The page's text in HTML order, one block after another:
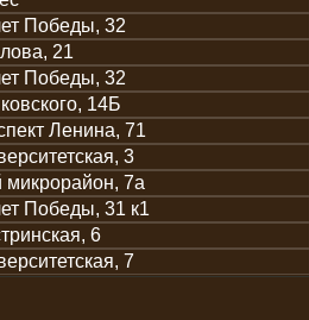
Победы, 32
21
Победы, 32
14Б
Ленина, 71
3
микрорайон, 7а
Победы, 31 к1
6
7